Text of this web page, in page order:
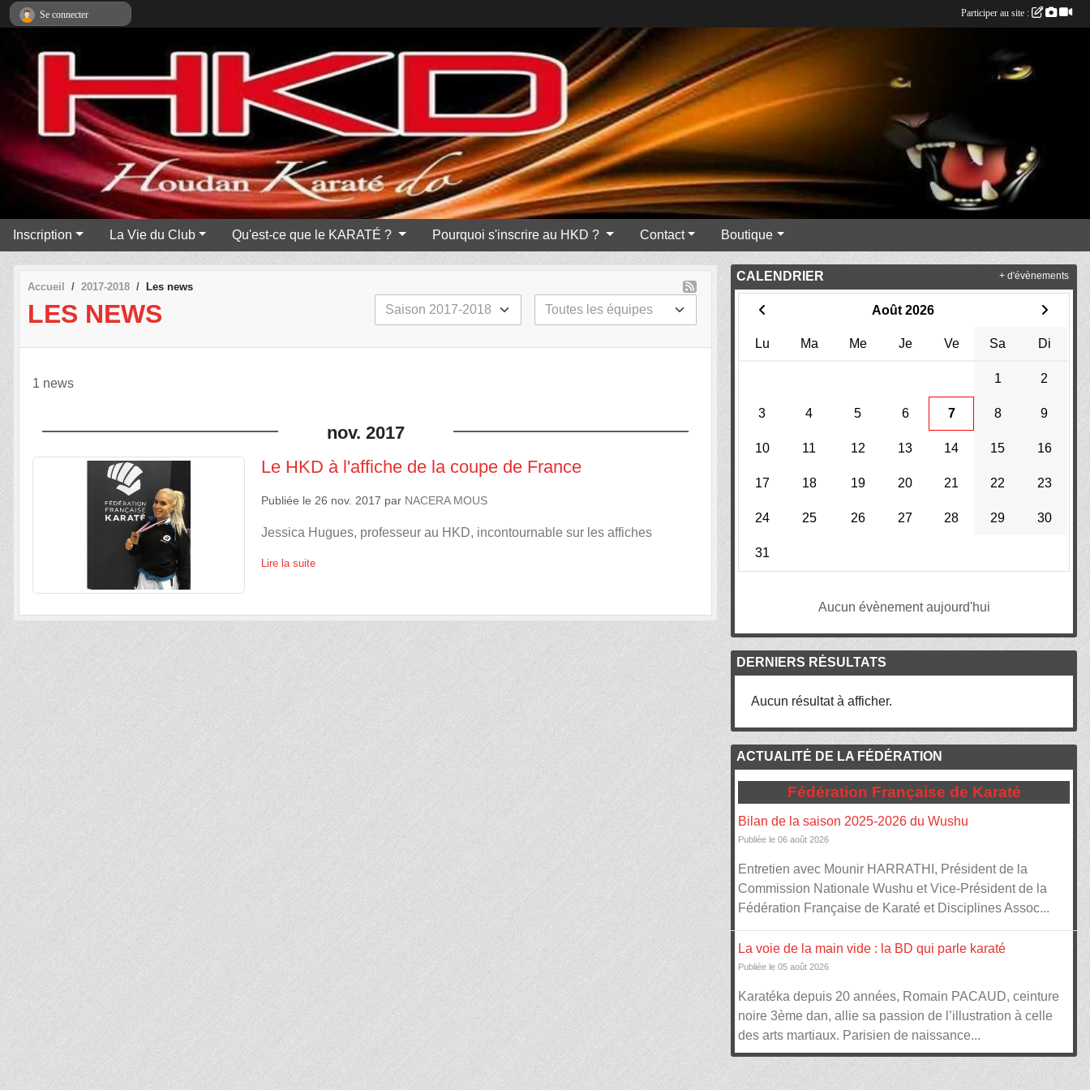
Inscription La Vie du Club Qu'est-ce que le KARATÉ ? Pourquoi s'inscrire au HKD ? Contact Boutique
Accueil 2017-2018 Les news
LES NEWS
1 news
nov. 2017
Le HKD à l'affiche de la coupe de France
Publiée le 26 nov. 2017 par NACERA MOUS
Jessica Hugues, professeur au HKD, incontournable sur les affiches
Lire la suite
CALENDRIER
Août 2026
Lu Ma Me Je Ve Sa Di
1 2
3 4 5 6 7 8 9
10 11 12 13 14 15 16
17 18 19 20 21 22 23
24 25 26 27 28 29 30
31
Aucun évènement aujourd'hui
+ d'évènements
DERNIERS RÉSULTATS
Aucun résultat à afficher.
ACTUALITÉ DE LA FÉDÉRATION
Fédération Française de Karaté
Bilan de la saison 2025-2026 du Wushu
Publiée le 06 août 2026
Entretien avec Mounir HARRATHI, Président de la
Commission Nationale Wushu et Vice-Président de la
Fédération Française de Karaté et Disciplines Assoc...
La voie de la main vide : la BD qui parle karaté
Publiée le 05 août 2026
Karatéka depuis 20 années, Romain PACAUD, ceinture
noire 3ème dan, allie sa passion de l’illustration à celle
des arts martiaux. Parisien de naissance...
Se connecter Participer au site :
Panneau de gestion des cookies